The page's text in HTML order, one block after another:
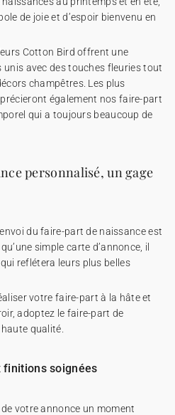
de joie et d’espoir bienvenu en
Cotton Bird offrent une
avec des touches fleuries tout
champêtres. Les plus
également nos faire-part
qui a toujours beaucoup de
personnalisé, un gage
du faire-part de naissance est
simple carte d’annonce, il
reflétera leurs plus belles
votre faire-part à la hâte et
adoptez le faire-part de
qualité.
finitions soignées
votre annonce un moment